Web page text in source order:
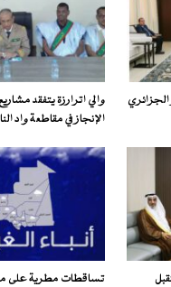
الجزائري
والي اترارزة يتفقد
الإنجاز في مقاطعة واد
تساقطات مطرية على